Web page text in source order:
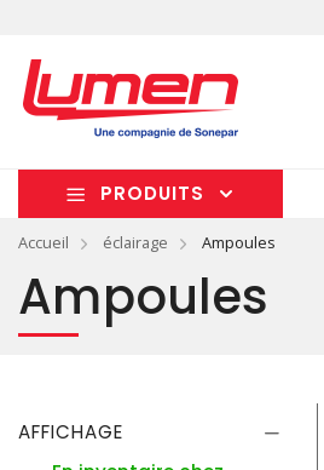
PRODUITS
Accueil éclairage Ampoules
Ampoules
AFFICHAGE